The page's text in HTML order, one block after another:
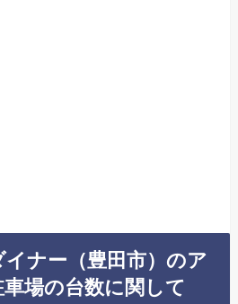
ナー（豊田市）のア
場の台数に関して